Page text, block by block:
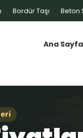
Bordür Taşı Beton
Ana Sayfa